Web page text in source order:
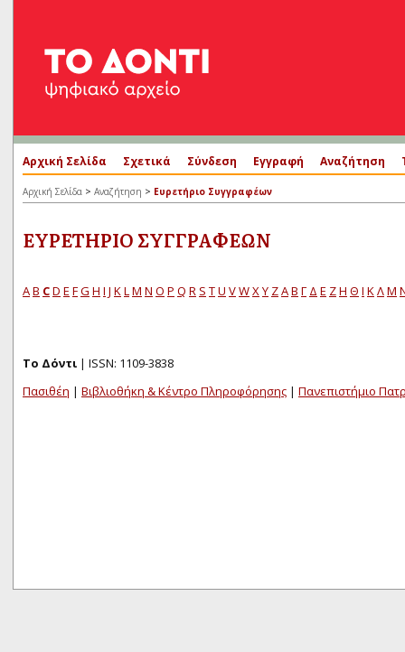
Αρχική Σελίδα Σχετικά Σύνδεση Εγγραφή Αναζήτηση
Αρχική Σελίδα > Αναζήτηση > Ευρετήριο Συγγραφέων
ΕΥΡΕΤΉΡΙΟ ΣΥΓΓΡΑΦΈΩΝ
AB CD E FG H I J KLM N O P Q R S TU VWXY ZΑΒ Γ Δ Ε ΖΗ Θ Ι ΚΛΜ
Το Δόντι | ISSN: 1109-3838
Πασιθέη | Βιβλιοθήκη & Κέντρο Πληροφόρησης | Πανεπιστήμιο